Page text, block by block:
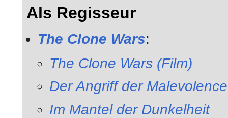
Als Regisseur
The Clone Wars:
The Clone Wars (Film)
Der Angriff der Malevolence
Im Mantel der Dunkelheit